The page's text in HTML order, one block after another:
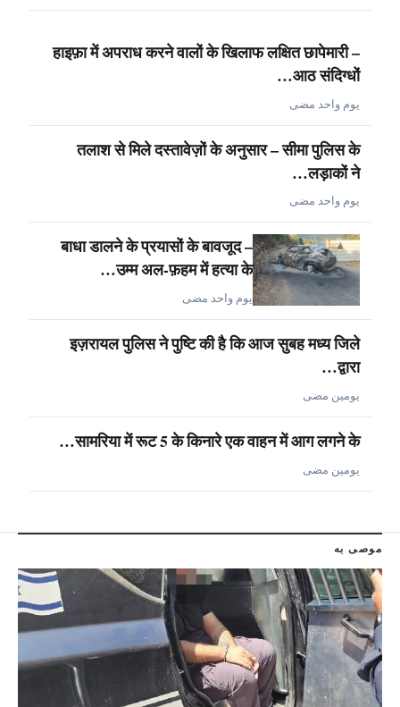
हाइफ़ा में अपराध करने वालों के खिलाफ लक्षित छापेमारी –
आठ संदिग्धों…
يوم واحد مضى
तलाश से मिले दस्तावेज़ों के अनुसार – सीमा पुलिस के
लड़ाकों ने…
يوم واحد مضى
बाधा डालने के प्रयासों के बावजूद –
उम्म अल-फ़हम में हत्या के…
يوم واحد مضى
इज़रायल पुलिस ने पुष्टि की है कि आज सुबह मध्य जिले
द्वारा…
يومين مضى
सामरिया में रूट 5 के किनारे एक वाहन में आग लगने के…
يومين مضى
موصى به